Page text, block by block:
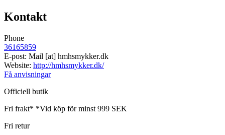
Kontakt
Phone
36165859
E-post: Mail [at] hmhsmykker.dk
Website: http://hmhsmykker.dk/
Få anvisningar
Officiell butik
Fri frakt* *Vid köp för minst 999 SEK
Fri retur